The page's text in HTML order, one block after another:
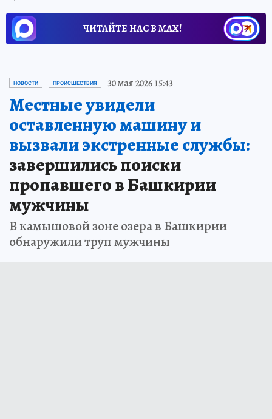
ЧИТАЙТЕ НАС В МАХ!
НОВОСТИ ПРОИСШЕСТВИЯ 30 мая 2026 15:43
Местные увидели
оставленную машину и
вызвали экстренные службы:
завершились поиски
пропавшего в Башкирии
мужчины
В камышовой зоне озера в Башкирии
обнаружили труп мужчины